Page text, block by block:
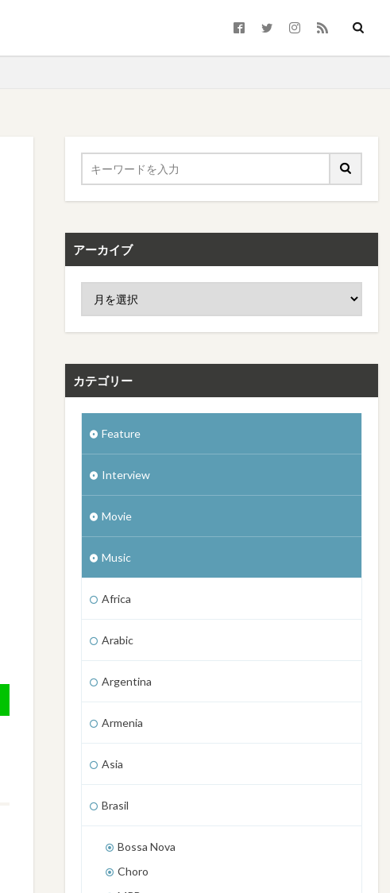
アーカイブ
カテゴリー
Feature
Interview
Movie
Music
Africa
Arabic
Argentina
Armenia
Asia
Brasil
Bossa Nova
Choro